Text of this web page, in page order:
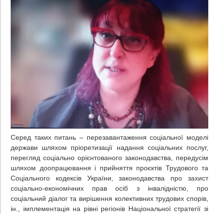
Серед таких питань – перезавантаження соціальної моделі
держави шляхом пріоретизації надання соціальних послуг,
перегляд соціально орієнтованого законодавства, передусім
шляхом доопрацювання і прийняття проєктів Трудового та
Соціального кодексів України, законодавства про захист
соціально-економічних прав осіб з інвалідністю, про
соціальний діалог та вирішення колективних трудових спорів,
ін., імплементація на рівні регіонів Національної стратегії зі